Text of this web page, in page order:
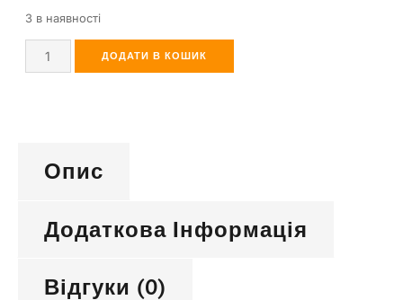
3 в наявності
ДОДАТИ В КОШИК
Опис
Додаткова Інформація
Відгуки (0)